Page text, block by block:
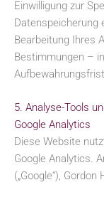
Einwilligung zur
Datenspeicherung
Bearbeitung Ihres
Bestimmungen –
5. Analyse-Tools
Google Analytics
Diese Website
Google Analytics.
(„Google“),